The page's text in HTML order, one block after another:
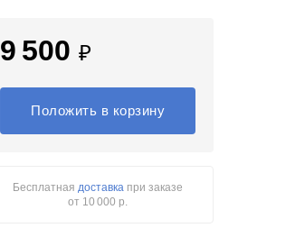
9 500 ₽
Положить в корзину
Бесплатнаядоставка при заказе
от 10 000 р.